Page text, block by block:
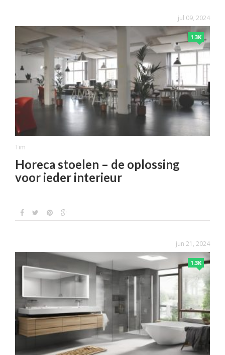
jul 09, 2024
1.3K
Tim
Horeca stoelen – de oplossing
voor ieder interieur
jun 21, 2024
1.3K